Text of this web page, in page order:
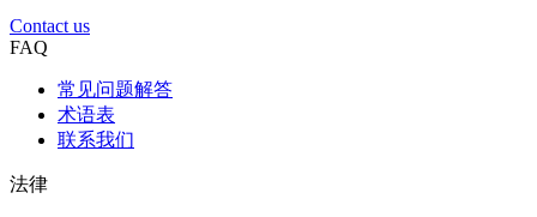
Contact us
FAQ
常见问题解答
术语表
联系我们
法律